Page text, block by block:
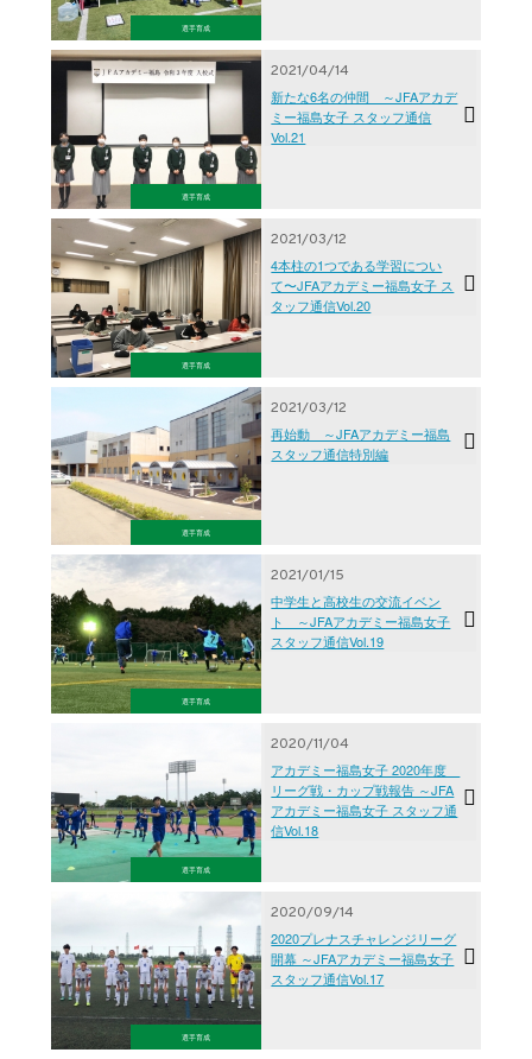
選手育成
選手育成
2021/04/14
新たな6名の仲間 ～JFAアカデ
ミー福島女子 スタッフ通信
Vol.21
選手育成
2021/03/12
4本柱の1つである学習につい
て〜JFAアカデミー福島女子 ス
タッフ通信Vol.20
選手育成
2021/03/12
再始動 ～JFAアカデミー福島
スタッフ通信特別編
選手育成
2021/01/15
中学生と高校生の交流イベン
ト ～JFAアカデミー福島女子
スタッフ通信Vol.19
選手育成
2020/11/04
アカデミー福島女子 2020年度
リーグ戦・カップ戦報告 ～JFA
アカデミー福島女子 スタッフ通
信Vol.18
選手育成
2020/09/14
2020プレナスチャレンジリーグ
開幕 ～JFAアカデミー福島女子
スタッフ通信Vol.17